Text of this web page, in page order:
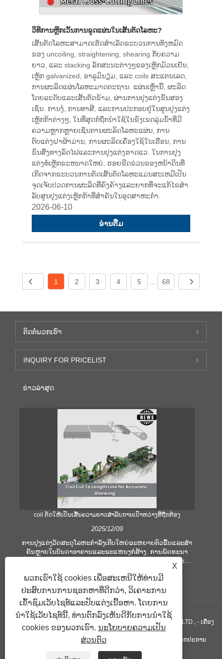
ວິທີການຫຼີກເວັ້ນການຂູດແຜ່ນໃນເສັ້ນຕັດໂລຫະ?
ເສັ້ນຕັດໂລຫະສາມາດເຮັດສໍາເລັດຂະບວນການທັງຫມົດ
ຂອງ uncoiling, straightening, shearing ກັບຄວາມ
ຍາວ, ແລະ stacking ລັກສະນະຕ່າງໆຂອງເຫຼັກມ້ວນເຢັນ,
ເຫຼັກ galvanized, ອາລູມິນຽມ, ແລະ coils ສະແຕນເລດ,
ການຜະລິດແຜ່ນໂລຫະມາດຕະຖານ. ແຜ່ນເຫຼົ່ານີ້, ຜະລິດ
ໂດຍລະດັບແລະເສັ້ນຕັດຂ້າມ, ຜ່ານການປຸງແຕ່ງຂັ້ນສອງ
ເຊັ່ນ: ການງໍ, ການທາສີ, ແລະການປະກອບຢູ່ໃນສູນປຸງແຕ່ງ
ເຫຼັກກ້າຕ່າງໆ, ໃນທີ່ສຸດກໍ່ຖືກນໍາໃຊ້ໃນຂົງເຂດລຸ່ມນ້ໍາທີ່ມີ
ຄວາມຫຼາກຫຼາຍເຊັ່ນການຜະລິດໂລຫະແຜ່ນ, ການ
ຕົບແຕ່ງຝາຜ້າມ່ານ, ການຜະລິດເຄື່ອງໃຊ້ໃນເຮືອນ, ການ
ຂົນສົ່ງທາງລົດໄຟແລະການປຸງແຕ່ງຮາດແວ. ໃນການປຸງ
ແຕ່ງທໍ່ເຫຼັກຂະຫນາດໃຫຍ່, ຮອຍຂີດຂ່ວນຂອງຫນ້າດິນທີ່
ເກີດຈາກຂະບວນການຕັດເສັ້ນຕັດໂລຫະແມ່ນສະເຫມີເປັນ
ຈຸດເຈັບປວດການຜະລິດທີ່ຄົງຄ້າງແລະຍາກທີ່ຈະແກ້ໄຂສໍາ
ລັບສູນປຸງແຕ່ງເຫຼັກກ້າທີ່ສໍາຄັນໃນອຸດສາຫະກໍາ.
2026-06-10
ອ່ານ​ຕື່ມ
1 2 3 4 5 68
ຕິດ​ຕໍ່​ພວກ​ເຮົາ
INQUIRY FOR PRICELIST
ຂ່າວ​ລ່າ​ສຸດ
coil ຕັດໃຫ້ເປັນເສັ້ນຄວາມຍາວສໍາລັບການເປົ່າຫວ່າງທີ່ຖືກຕ້ອງ
2025/12/09
ການປຸງແຕ່ງວັດສະດຸໂລຫະກໍາລັງເຕີບໃຫຍ່ຂະຫຍາຍຕົວຂື້ນແລະສໍາ
ຄັນຫຼາຍໃນບັນດາອາຄານແລະຂະແຫນງກໍ່ສ້າງ. ການພັດທະນາ
ເຕັກໂນໂລຢີແລະການຫັນປ່ຽນຄວາມຄາດຫວັງຂອງລູກຄ້າກໍາມະກໍາ
ບໍລິສັດເພື່ອຕອບສະຫນອງເງື່ອນໄຂການຜະລິດທີ່ຍິ່ງໃຫຍ່ແລະຄວາມ
ຕ້ອງການດ້ານຄຸນນະພາບ. ເຕັກນິກການປຸງແຕ່ງມືແບບທໍາມະດາແມ່ນ
ບໍ່ພຽງພໍທີ່ຈະຕອບສະຫນອງຄວາມຕ້ອງການຂອງອຸດສາຫະກໍາທີ່ທັນ
ສະໄຫມ, ໂດຍສະເພາະໃນການສະແຫວງຫາຄວາມຖືກຕ້ອງແລະ
ປະສິດທິພາບສູງ. ເພາະສະນັ້ນ, coil ການຕັດໄປຫາເສັ້ນຄວາມຍາວ
ໄດ້ເກີດຂື້ນເປັນອຸປະກອນປະມວນຜົນ coil.
ສະຫງວນລິຂະສິດ © GUANGZHOU KINGREAL MACHINERY CO., LTD., - ເຄື່ອງ
ຕັດທໍ່, ຕັດທໍ່ເສັ້ນໃຫ້ຍາວ, ຕັດໂລຫະເປັນເສັ້ນຍາວ - ສະຫງວນລິຂະສິດທຸກປະການ
Sitemap XML
X
ພວກເຮົາໃຊ້ cookies ເພື່ອສະເຫນີໃຫ້ທ່ານມີ
ປະສົບການການຊອກຫາທີ່ດີກວ່າ, ວິເຄາະການ
ເຂົ້າຊົມເວັບໄຊທ໌ແລະປັບແຕ່ງເນື້ອຫາ. ໂດຍການ
ນໍາໃຊ້ເວັບໄຊທ໌ນີ້, ທ່ານຕົກລົງເຫັນດີກັບການນໍາໃຊ້
cookies ຂອງພວກເຮົາ. ນະໂຍບາຍຄວາມເປັນ
ສ່ວນຕົວ